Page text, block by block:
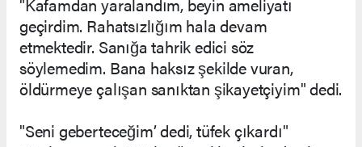
geçirdim. Rahatsızlığım hala devam
etmektedir. Sanığa tahrik edici söz
söylemedim. Bana haksız şekilde vuran,
öldürmeye çalışan sanıktan şikayetçiyim" dedi.
"Seni geberteceğim’ dedi, tüfek çıkardı"